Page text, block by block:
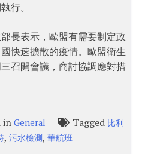
行。
長表示，歐盟有需要制定政
快速擴散的疫情。歐盟衛生
召開會議，商討協調應對措
in General Tagged 比利
,污水檢測,華航班